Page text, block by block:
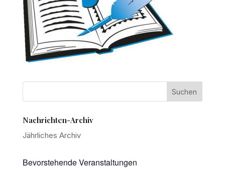
Nachrichten-Archiv
Jährliches Archiv
Bevorstehende Veranstaltungen